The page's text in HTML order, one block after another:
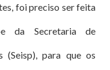
foi preciso ser feita
da Secretaria de
(Seisp), para que os